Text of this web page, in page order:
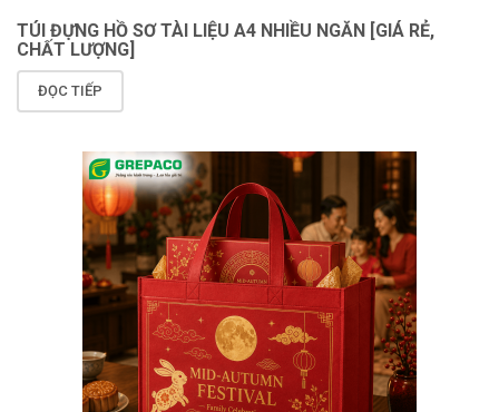
TÚI ĐỰNG HỒ SƠ TÀI LIỆU A4 NHIỀU NGĂN [GIÁ RẺ,
CHẤT LƯỢNG]
ĐỌC TIẾP